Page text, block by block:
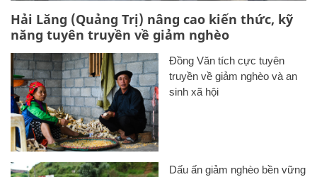
Hải Lăng (Quảng Trị) nâng cao kiến thức, kỹ
năng tuyên truyền về giảm nghèo
Đồng Văn tích cực tuyên
truyền về giảm nghèo và an
sinh xã hội
Dấu ấn giảm nghèo bền vững